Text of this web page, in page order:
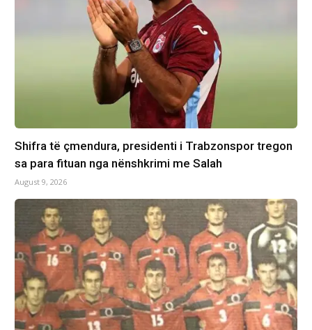
Shifra të çmendura, presidenti i Trabzonspor tregon
sa para fituan nga nënshkrimi me Salah
August 9, 2026